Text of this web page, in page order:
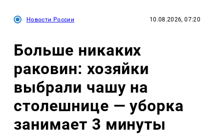
Новости России 10.08.2026, 07:20
Больше никаких
раковин: хозяйки
выбрали чашу на
столешнице — уборка
занимает 3 минуты